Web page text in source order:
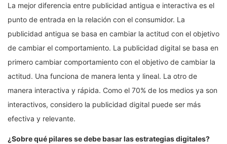
La mejor diferencia entre publicidad antigua e interactiva es el
punto de entrada en la relación con el consumidor. La
publicidad antigua se basa en cambiar la actitud con el objetivo
de cambiar el comportamiento. La publicidad digital se basa en
primero cambiar comportamiento con el objetivo de cambiar la
actitud. Una funciona de manera lenta y lineal. La otro de
manera interactiva y rápida. Como el 70% de los medios ya son
interactivos, considero la publicidad digital puede ser más
efectiva y relevante.
¿Sobre qué pilares se debe basar las estrategias digitales?